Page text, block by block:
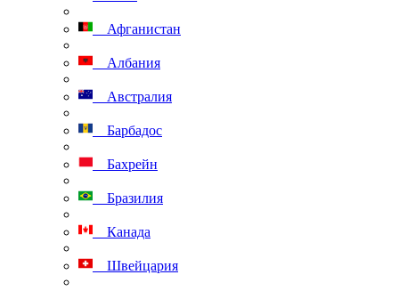
Афганистан
Албания
Австралия
Барбадос
Бахрейн
Бразилия
Канада
Швейцария